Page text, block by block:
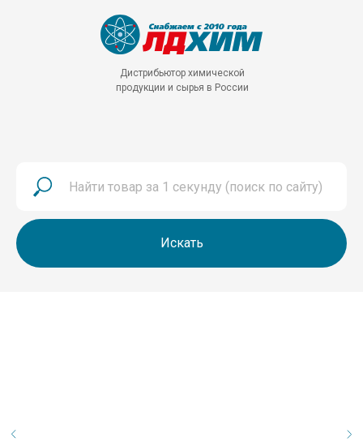
Дистрибьютор химической
продукции и сырья в России
Искать